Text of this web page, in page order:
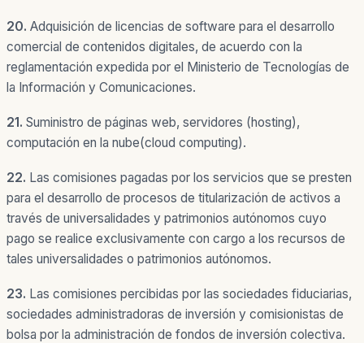
20. Adquisición de licencias de software para el desarrollo
comercial de contenidos digitales, de acuerdo con la
reglamentación expedida por el Ministerio de Tecnologías de
la Información y Comunicaciones.
21. Suministro de páginas web, servidores (hosting),
computación en la nube(cloud computing).
22. Las comisiones pagadas por los servicios que se presten
para el desarrollo de procesos de titularización de activos a
través de universalidades y patrimonios autónomos cuyo
pago se realice exclusivamente con cargo a los recursos de
tales universalidades o patrimonios autónomos.
23. Las comisiones percibidas por las sociedades fiduciarias,
sociedades administradoras de inversión y comisionistas de
bolsa por la administración de fondos de inversión colectiva.